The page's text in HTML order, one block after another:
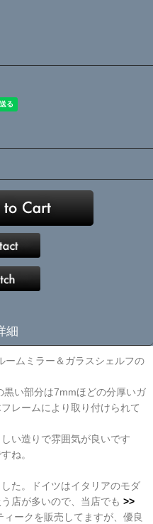
細
ームミラー＆ガラスシェルフの
い部分は7mmほどの分厚いガ
レームにより取り付けられて
い造りで雰囲気が良いです
ね。
た。ドイツはイタリアのモダ
店が多いので、当店でも >>
ィークを販売してますが、優良